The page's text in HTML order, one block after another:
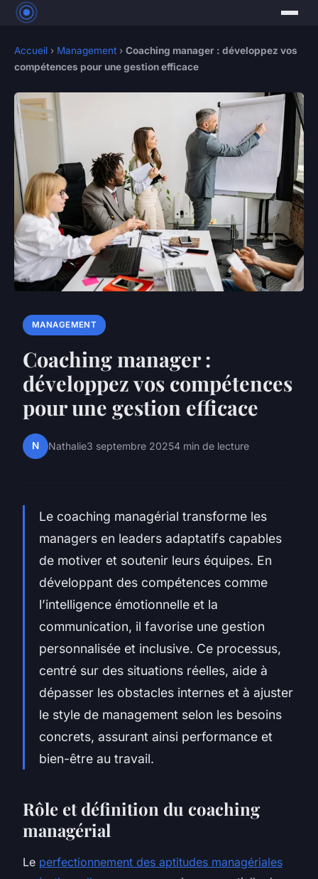
Accueil › Management › Coaching manager : développez vos
compétences pour une gestion efficace
MANAGEMENT
Coaching manager :
développez vos compétences
pour une gestion efficace
N Nathalie3 septembre 20254 min de lecture
Le coaching managérial transforme les
managers en leaders adaptatifs capables
de motiver et soutenir leurs équipes. En
développant des compétences comme
l’intelligence émotionnelle et la
communication, il favorise une gestion
personnalisée et inclusive. Ce processus,
centré sur des situations réelles, aide à
dépasser les obstacles internes et à ajuster
le style de management selon les besoins
concrets, assurant ainsi performance et
bien-être au travail.
Rôle et définition du coaching
managérial
Le perfectionnement des aptitudes managériales